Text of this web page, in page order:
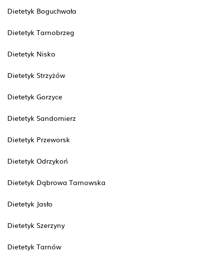
Dietetyk Boguchwała
Dietetyk Tarnobrzeg
Dietetyk Nisko
Dietetyk Strzyżów
Dietetyk Gorzyce
Dietetyk Sandomierz
Dietetyk Przeworsk
Dietetyk Odrzykoń
Dietetyk Dąbrowa Tarnowska
Dietetyk Jasło
Dietetyk Szerzyny
Dietetyk Tarnów